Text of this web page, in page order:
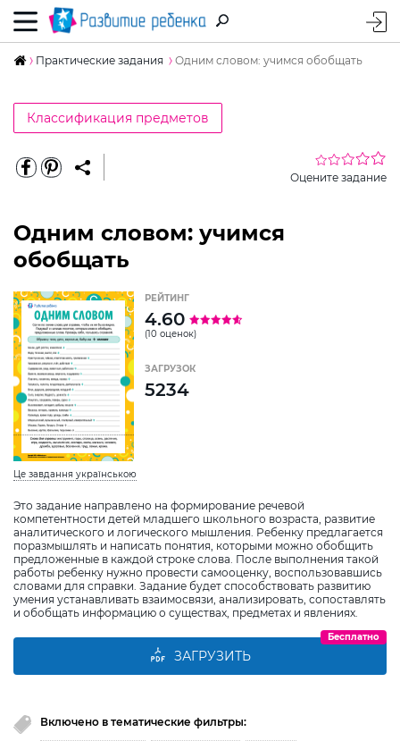
Практические задания Одним словом: учимся обобщать
Классификация предметов
Оцените задание
Одним словом: учимся
обобщать
Це завдання українською
Это задание направлено на формирование речевой
компетентности детей младшего школьного возраста, развитие
аналитического и логического мышления. Ребенку предлагается
поразмышлять и написать понятия, которыми можно обобщить
предложенные в каждой строке слова. После выполнения такой
работы ребенку нужно провести самооценку, воспользовавшись
словами для справки. Задание будет способствовать развитию
умения устанавливать взаимосвязи, анализировать, сопоставлять
и обобщать информацию о существах, предметах и явлениях.
РЕЙТИНГ
4.60
(10 оценок)
ЗАГРУЗОК
5234
ЗАГРУЗИТЬ
Бесплатно
Включено в тематические фильтры: